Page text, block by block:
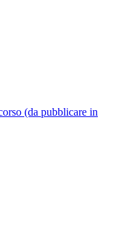
(da pubblicare in